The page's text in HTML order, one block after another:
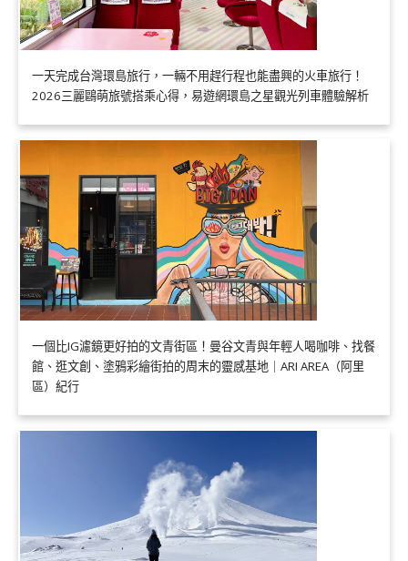
一天完成台灣環島旅行，一輛不用趕行程也能盡興的火車旅行！
2026三麗鷗萌旅號搭乘心得，易遊網環島之星觀光列車體驗解析
一個比IG濾鏡更好拍的文青街區！曼谷文青與年輕人喝咖啡、找餐
館、逛文創、塗鴉彩繪街拍的周末的靈感基地｜ARI AREA（阿里
區）紀行